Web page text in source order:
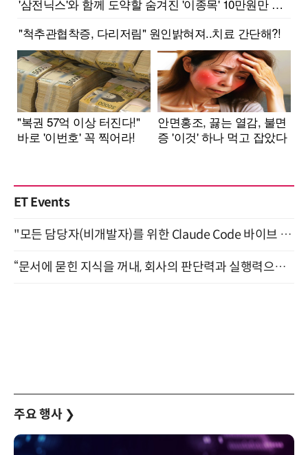
ET Events
"모든 담당자(비개발자)를 위한 Claude Code 바이브 코딩 2-day 부트캠프" 9월 16~17일 개최
“문서에 묻힌 지식을 꺼내, 회사의 판단력과 실행력으로 바꾸다” (8/20)
주요 행사 ❯